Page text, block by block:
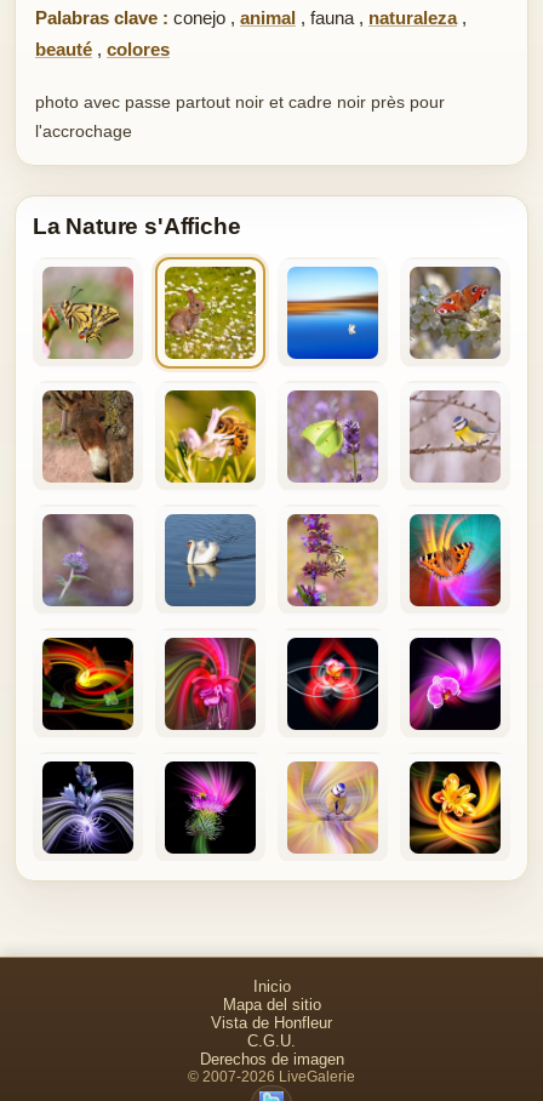
Palabras clave : conejo , animal , fauna , naturaleza,
beauté , colores
photo avec passe partout noir et cadre noir près pour
l'accrochage
La Nature s'Affiche
Inicio
Mapa del sitio
Vista de Honfleur
C.G.U.
Derechos de imagen
© 2007-2026 LiveGalerie